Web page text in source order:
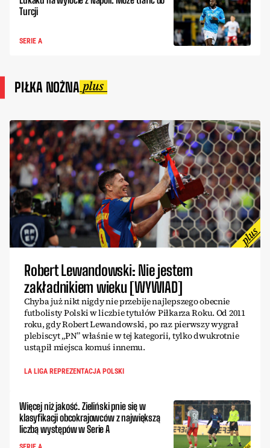
Turcji
SERIE A
PIŁKA NOŻNA
Robert Lewandowski: Nie jestem
zakładnikiem wieku [WYWIAD]
Chyba już nikt nigdy nie przebije najlepszego obecnie
futbolisty Polski w liczbie tytułów Piłkarza Roku. Od 2011
roku, gdy Robert Lewandowski, po raz pierwszy wygrał
plebiscyt „PN” właśnie w tej kategorii, tylko dwukrotnie
ustąpił miejsca komuś innemu.
LA LIGA REPREZENTACJA POLSKI
Więcej niż jakość. Zieliński pnie się w
klasyfikacji obcokrajowców z największą
liczbą występów w Serie A